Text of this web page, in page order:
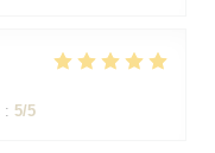
: 5/5